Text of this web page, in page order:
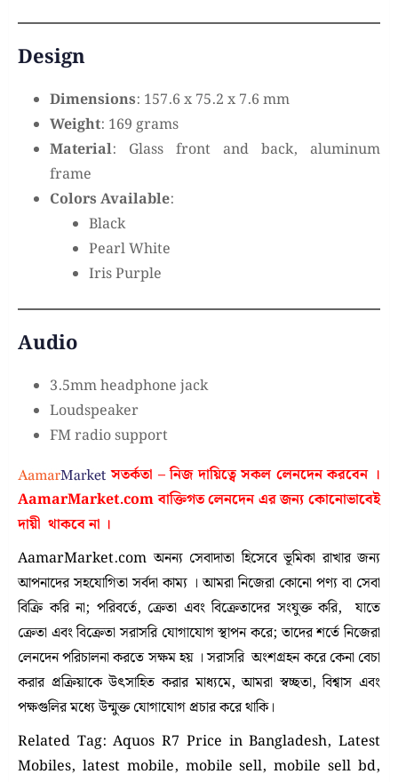
Design
Dimensions: 157.6 x 75.2 x 7.6 mm
Weight: 169 grams
Material: Glass front and back, aluminum
frame
Colors Available:
Black
Pearl White
Iris Purple
Audio
3.5mm headphone jack
Loudspeaker
FM radio support
সতর্কতা – নিজ দায়িত্বে সকল লেনদেন করবেন ।
AamarMarket.comবাক্তিগত লেনদেন এর জন্য কোনোভাবেই
দায়ী থাকবে না ।
AamarMarket.com অনন্য সেবাদাতা হিসেবে ভূমিকা রাখার জন্য
আপনাদের সহযোগিতা সর্বদা কাম্য । আমরা নিজেরা কোনো পণ্য বা সেবা
বিক্রি করি না; পরিবর্তে, ক্রেতা এবং বিক্রেতাদের সংযুক্ত করি, যাতে
ক্রেতা এবং বিক্রেতা সরাসরি যোগাযোগ স্থাপন করে; তাদের শর্তে নিজেরা
লেনদেন পরিচালনা করতে সক্ষম হয় । সরাসরি অংশগ্রহন করে কেনা বেচা
করার প্রক্রিয়াকে উৎসাহিত করার মাধ্যমে, আমরা স্বচ্ছতা, বিশ্বাস এবং
পক্ষগুলির মধ্যে উন্মুক্ত যোগাযোগ প্রচার করে থাকি।
Related Tag: Aquos R7 Price in Bangladesh, Latest
Mobiles, latest mobile, mobile sell, mobile sell bd,